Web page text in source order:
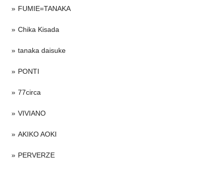
FUMIE=TANAKA
Chika Kisada
tanaka daisuke
PONTI
77circa
VIVIANO
AKIKO AOKI
PERVERZE